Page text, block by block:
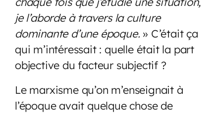
je l’aborde à travers la culture
dominante d’une époque. » C’était ça
qui m’intéressait : quelle était la part
objective du facteur subjectif ?
Le marxisme qu’on m’enseignait à
l’époque avait quelque chose de